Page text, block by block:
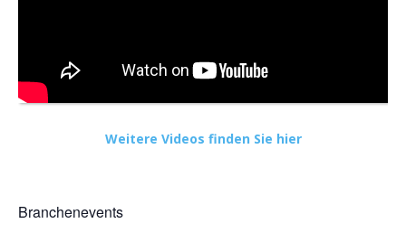
Weitere Videos finden Sie hier
Branchenevents